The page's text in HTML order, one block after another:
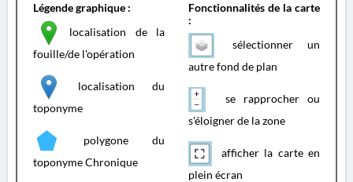
Légende graphique :
localisation de la
fouille/de l'opération
localisation du
toponyme
polygone du
toponyme Chronique
Fonctionnalités de la carte
:
sélectionner un
autre fond de plan
se rapprocher ou
s'éloigner de la zone
afficher la carte en
plein écran